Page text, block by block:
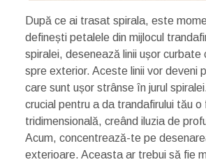
După ce ai trasat spirala, este
definești petalele din mijlocul
spiralei, desenează linii ușor curbate
spre exterior. Aceste linii vor deveni
care sunt ușor strânse în jurul
crucial pentru a da trandafirului tău o
tridimensională, creând iluzia de
Acum, concentrează-te pe
exterioare. Aceasta ar trebui să fie